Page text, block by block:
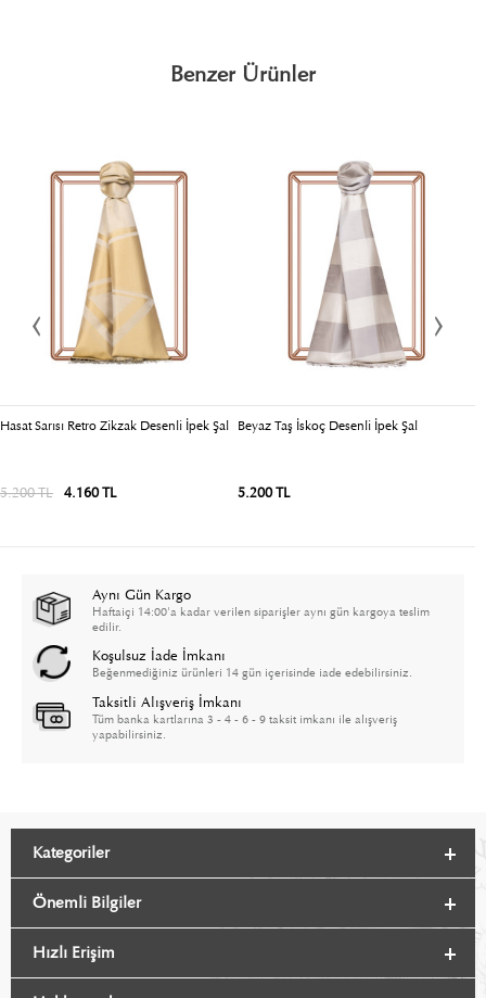
Benzer Ürünler
Hasat Sarısı Retro Zikzak Desenli İpek Şal
5.200 TL 4.160 TL
Beyaz Taş İskoç Desenli İpek Şal
5.200 TL
Aynı Gün Kargo
Haftaiçi 14:00'a kadar verilen siparişler aynı gün kargoya teslim
edilir.
Koşulsuz İade İmkanı
Beğenmediğiniz ürünleri 14 gün içerisinde iade edebilirsiniz.
Taksitli Alışveriş İmkanı
Tüm banka kartlarına 3 - 4 - 6 - 9 taksit imkanı ile alışveriş
yapabilirsiniz.
Kategoriler
Önemli Bilgiler
Hızlı Erişim